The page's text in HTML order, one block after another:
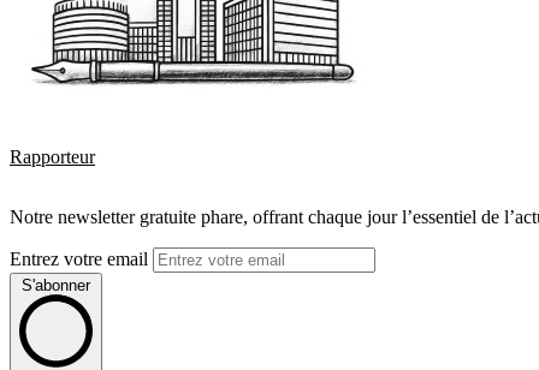
Rapporteur
Notre newsletter gratuite phare, offrant chaque jour l’essentiel de
Entrez votre email
S'abonner